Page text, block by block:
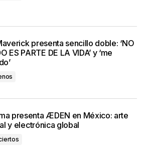
presenta sencillo doble: ‘NO
ES PARTE DE LA VIDA’ y ‘me
presenta ÆDEN en México: arte
y electrónica global